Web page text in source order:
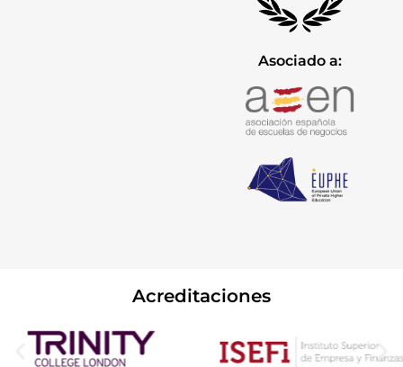
Asociado a:
Acreditaciones